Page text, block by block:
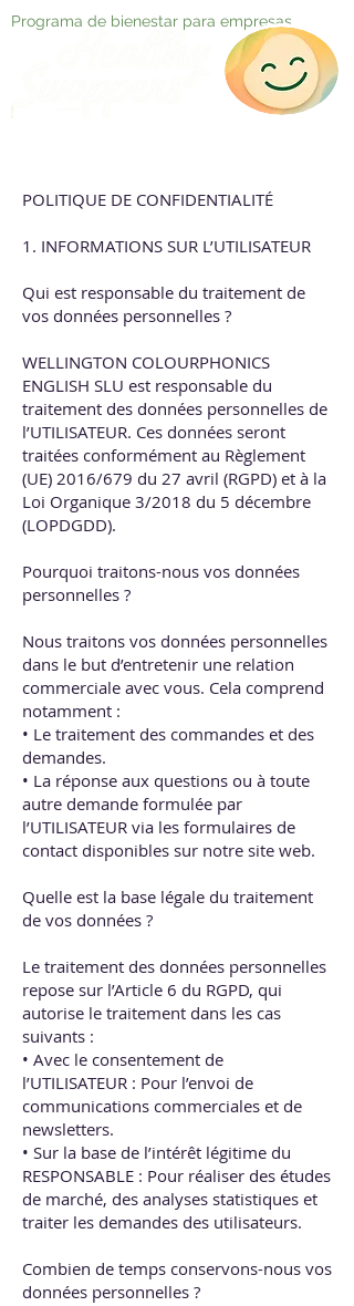
Programa de bienestar para empresas
POLITIQUE DE CONFIDENTIALITÉ
1. INFORMATIONS SUR L’UTILISATEUR
Qui est responsable du traitement de
vos données personnelles ?
WELLINGTON COLOURPHONICS
ENGLISH SLU est responsable du
traitement des données personnelles de
l’UTILISATEUR. Ces données seront
traitées conformément au Règlement
(UE) 2016/679 du 27 avril (RGPD) et à la
Loi Organique 3/2018 du 5 décembre
(LOPDGDD).
Pourquoi traitons-nous vos données
personnelles ?
Nous traitons vos données personnelles
dans le but d’entretenir une relation
commerciale avec vous. Cela comprend
notamment :
• Le traitement des commandes et des
demandes.
• La réponse aux questions ou à toute
autre demande formulée par
l’UTILISATEUR via les formulaires de
contact disponibles sur notre site web.
Quelle est la base légale du traitement
de vos données ?
Le traitement des données personnelles
repose sur l’Article 6 du RGPD, qui
autorise le traitement dans les cas
suivants :
• Avec le consentement de
l’UTILISATEUR : Pour l’envoi de
communications commerciales et de
newsletters.
• Sur la base de l’intérêt légitime du
RESPONSABLE : Pour réaliser des études
de marché, des analyses statistiques et
traiter les demandes des utilisateurs.
Combien de temps conservons-nous vos
données personnelles ?